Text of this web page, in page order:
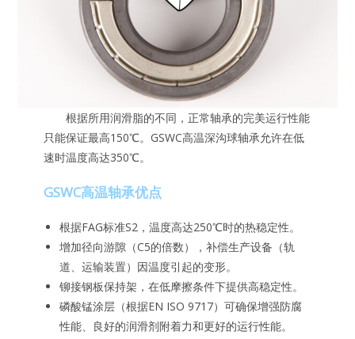
根据所用润滑脂的不同，正常轴承的完美运行性能
只能保证最高150℃。GSWC高温深沟球轴承允许在低
速时温度高达350℃。
GSWC高温轴承优点
根据FAG标准S2，温度高达250℃时的热稳定性。
增加径向游隙（C5的倍数），补偿生产设备（轨
道、运输装置）因温度引起的变形。
铆接钢板保持架，在低摩擦条件下提供高稳定性。
磷酸锰涂层（根据EN ISO 9717）可确保增强防腐
性能、良好的润滑剂附着力和更好的运行性能。